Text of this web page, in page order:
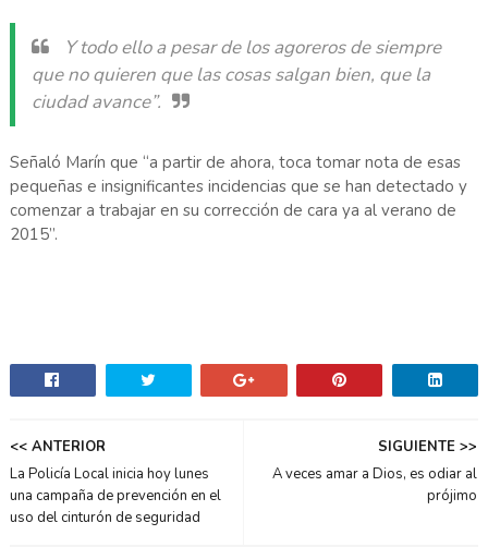
Y todo ello a pesar de los agoreros de siempre
que no quieren que las cosas salgan bien, que la
ciudad avance”.
Señaló Marín que “a partir de ahora, toca tomar nota de esas
pequeñas e insignificantes incidencias que se han detectado y
comenzar a trabajar en su corrección de cara ya al verano de
2015”.
SIGUIENTE >>
A veces amar a Dios, es odiar al
prójimo
<< ANTERIOR
La Policía Local inicia hoy lunes
una campaña de prevención en el
uso del cinturón de seguridad